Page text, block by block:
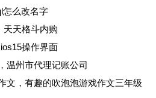
怎么改名字
天天格斗内购
操作界面
温州市代理记账公司
文，有趣的吹泡泡游戏作文三年级